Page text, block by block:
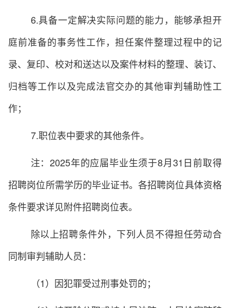
6.具备一定解决实际问题的能力，能够承担开
庭前准备的事务性工作，担任案件整理过程中的记
录、复印、校对和送达以及案件材料的整理、装订、
归档等工作以及完成法官交办的其他审判辅助性工
作；
7.职位表中要求的其他条件。
注：2025年的应届毕业生须于8月31日前取得
招聘岗位所需学历的毕业证书。各招聘岗位具体资格
条件要求详见附件招聘岗位表。
除以上招聘条件外，下列人员不得担任劳动合
同制审判辅助人员：
（1）因犯罪受过刑事处罚的；